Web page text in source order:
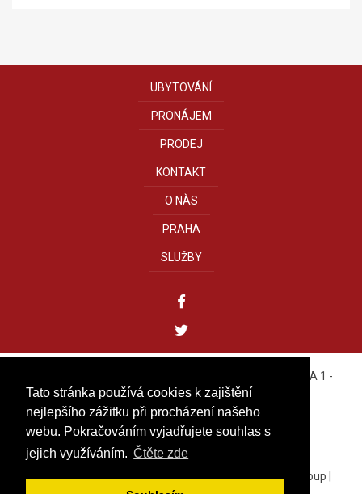
Tato stránka používá cookies k zajištění
nejlepšího zážitku při procházení našeho
webu. Pokračováním vyjadřujete souhlas s
jejich využíváním. Čtěte zde
UBYTOVÁNÍ
PRONÁJEM
PRODEJ
KONTAKT
O NÀS
PRAHA
SLUŽBY
- Bílkova, 11 - 110 00 PRAHA 1 -
CZECH REPUBLIC
Tel. +420 222 310 499
IČO: 27584313
info@youreality.cz
Zásady ochrany osobních údajů Youreality Group